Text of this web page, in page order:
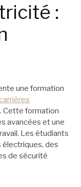
:
une formation
carrières
. Cette formation
avancées et une
Les étudiants
électriques, des
de sécurité